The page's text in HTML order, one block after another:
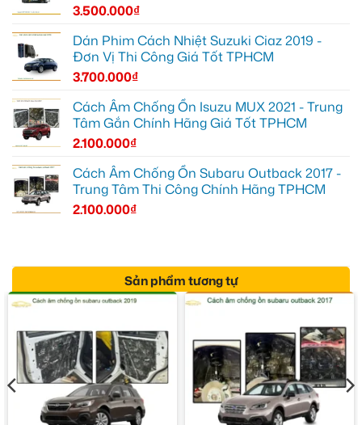
3.500.000₫
Dán Phim Cách Nhiệt Suzuki Ciaz 2019 -
Đơn Vị Thi Công Giá Tốt TPHCM
3.700.000₫
Cách Âm Chống Ồn Isuzu MUX 2021 - Trung
Tâm Gắn Chính Hãng Giá Tốt TPHCM
2.100.000₫
Cách Âm Chống Ồn Subaru Outback 2017 -
Trung Tâm Thi Công Chính Hãng TPHCM
2.100.000₫
Sản phẩm tương tự